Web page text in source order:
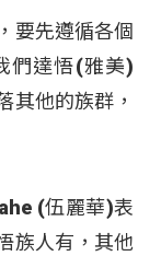
要先遵循各個
們達悟(雅美)
其他的族群，
(伍麗華)表
族人有，其他